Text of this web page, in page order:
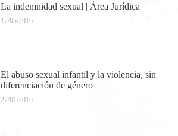
La indemnidad sexual | Área Jurídica
17/05/2016
El abuso sexual infantil y la violencia, sin
diferenciación de género
27/01/2016